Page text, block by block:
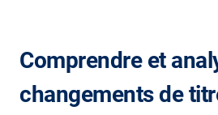
Comprendre et
changements de